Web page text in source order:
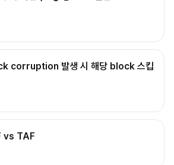
corruption 발생 시 해당 block 스킵
vs TAF